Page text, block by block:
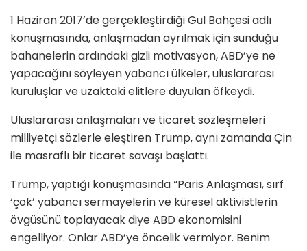
1 Haziran 2017’de gerçekleştirdiği Gül Bahçesi adlı
konuşmasında, anlaşmadan ayrılmak için sunduğu
bahanelerin ardındaki gizli motivasyon, ABD’ye ne
yapacağını söyleyen yabancı ülkeler, uluslararası
kuruluşlar ve uzaktaki elitlere duyulan öfkeydi.
Uluslararası anlaşmaları ve ticaret sözleşmeleri
milliyetçi sözlerle eleştiren Trump, aynı zamanda Çin
ile masraflı bir ticaret savaşı başlattı.
Trump, yaptığı konuşmasında “Paris Anlaşması, sırf
‘çok’ yabancı sermayelerin ve küresel aktivistlerin
övgüsünü toplayacak diye ABD ekonomisini
engelliyor. Onlar ABD’ye öncelik vermiyor. Benim